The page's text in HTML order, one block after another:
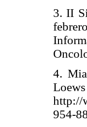
3. II
4.
http://
954-